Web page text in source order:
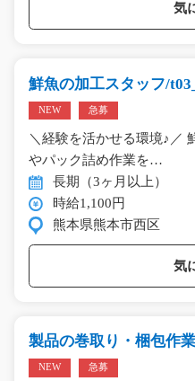
気
鮮魚の加工スタッフ/
NEW 急募
＼経験を活かせる環境♪／
やパック詰め作業を…
長期（3ヶ月以上）
時給1,100円
熊本県熊本市西区
気
製品の巻取り・梱包作
NEW 急募